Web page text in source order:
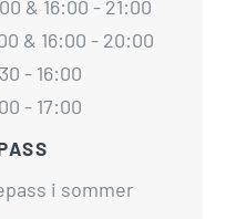
& 16:00 - 21:00
& 16:00 - 20:00
- 16:00
- 17:00
i sommer